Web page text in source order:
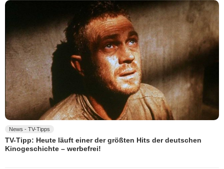
News - TV-Tipps
TV-Tipp: Heute läuft einer der größten Hits der deutschen
Kinogeschichte – werbefrei!